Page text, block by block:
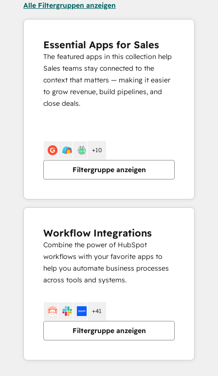
Alle Filtergruppen anzeigen
Essential Apps for Sales
The featured apps in this collection help
Sales teams stay connected to the
context that matters — making it easier
to grow revenue, build pipelines, and
close deals.
Filtergruppe anzeigen
+10
Workflow Integrations
Combine the power of HubSpot
workflows with your favorite apps to
help you automate business processes
across tools and systems.
Filtergruppe anzeigen
+41